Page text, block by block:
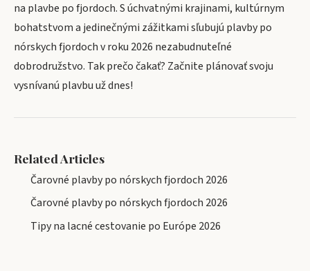
na plavbe po fjordoch. S úchvatnými krajinami, kultúrnym
bohatstvom a jedinečnými zážitkami sľubujú plavby po
nórskych fjordoch v roku 2026 nezabudnuteľné
dobrodružstvo. Tak prečo čakať? Začnite plánovať svoju
vysnívanú plavbu už dnes!
Related Articles
Čarovné plavby po nórskych fjordoch 2026
Čarovné plavby po nórskych fjordoch 2026
Tipy na lacné cestovanie po Európe 2026